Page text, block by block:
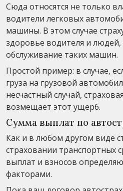
Сюда относятся не только
водители легковых
машины. В этом случае
здоровье водителя и
обслуживание таких машин.
Простой пример: в случае,
груза на грузовой
несчастный случай,
возмещает этот ущерб.
Сумма выплат по
Как и в любом другом виде
страховании транспортных
выплат и взносов
факторами.